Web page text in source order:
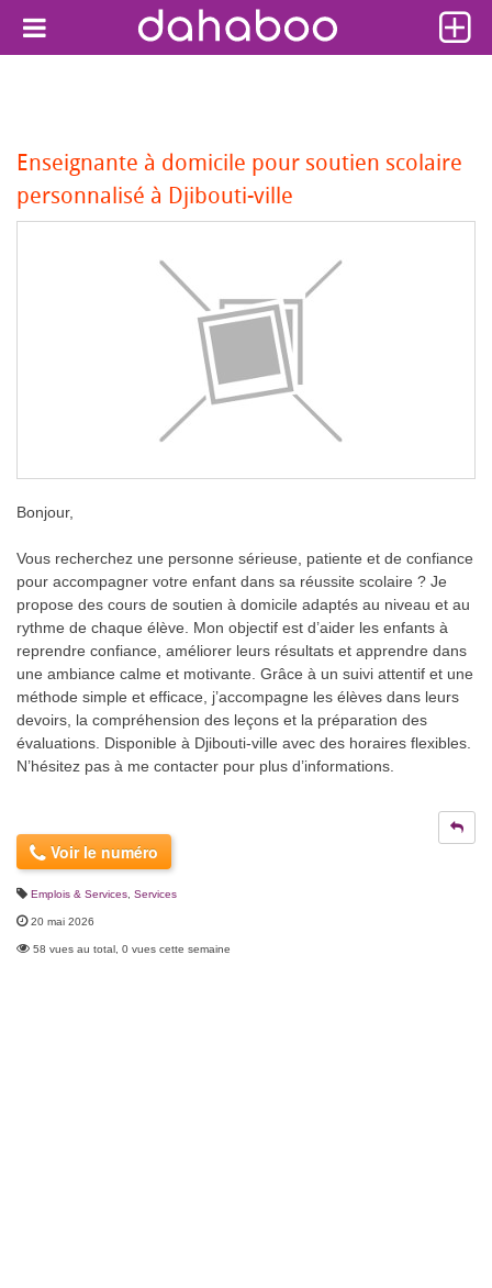
Enseignante à domicile pour soutien scolaire
personnalisé à Djibouti-ville
Bonjour,
Vous recherchez une personne sérieuse, patiente et de confiance
pour accompagner votre enfant dans sa réussite scolaire ? Je
propose des cours de soutien à domicile adaptés au niveau et au
rythme de chaque élève. Mon objectif est d’aider les enfants à
reprendre confiance, améliorer leurs résultats et apprendre dans
une ambiance calme et motivante. Grâce à un suivi attentif et une
méthode simple et efficace, j’accompagne les élèves dans leurs
devoirs, la compréhension des leçons et la préparation des
évaluations. Disponible à Djibouti-ville avec des horaires flexibles.
N’hésitez pas à me contacter pour plus d’informations.
Voir le numéro
Emplois & Services Services
20 mai 2026
58 vues au total, 0 vues cette semaine